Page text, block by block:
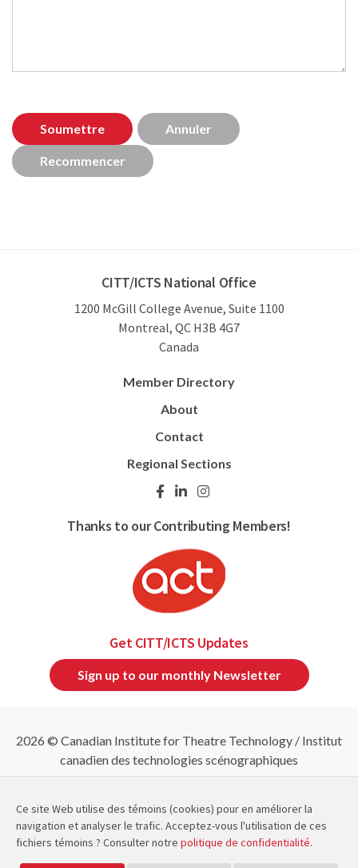
CITT/ICTS National Office
1200 McGill College Avenue, Suite 1100
Montreal, QC H3B 4G7
Canada
Member Directory
About
Contact
Regional Sections
Thanks to our Contributing Members!
Get CITT/ICTS Updates
Sign up to our monthly Newsletter
2026 © Canadian Institute for Theatre Technology / Institut
canadien des technologies scénographiques
Map
CITT/ICTS is a member of and
Ce site Web utilise des témoins (cookies) pour en améliorer la
navigation et analyser le trafic. Acceptez-vous l'utilisation de ces
fichiers témoins ? Consulter notre politique de confidentialité.